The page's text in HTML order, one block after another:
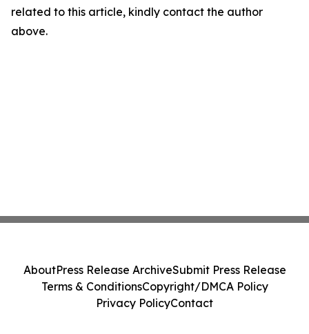
related to this article, kindly contact the author
above.
AboutPress Release ArchiveSubmit Press Release
Terms & ConditionsCopyright/DMCA Policy
Privacy PolicyContact